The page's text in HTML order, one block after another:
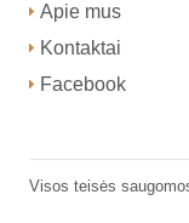
Apie mus
Kontaktai
Facebook
Visos teisės